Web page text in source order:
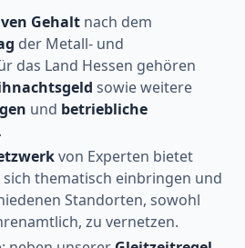
Gehalt nach dem
der Metall- und
das Land Hessen gehören
sowie weitere
und betriebliche
.
von Experten bietet
sich thematisch einbringen und
Standorten, sowohl
zu vernetzen.